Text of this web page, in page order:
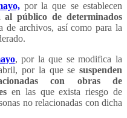
por la que se establecen
público de determinados
de archivos, así como para la
, por la que se modifica la
por la que se suspenden
con obras de
en las que exista riesgo de
no relacionadas con dicha